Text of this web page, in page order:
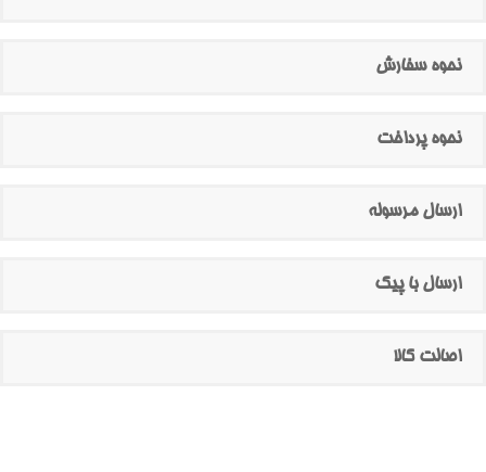
نحوه سفارش
نحوه پرداخت
ارسال مرسوله
ارسال با پیک
اصالت کالا